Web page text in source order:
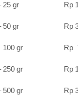
– 25 gr Rp
– 50 gr Rp
– 100 gr Rp
– 250 gr Rp
– 500 gr Rp